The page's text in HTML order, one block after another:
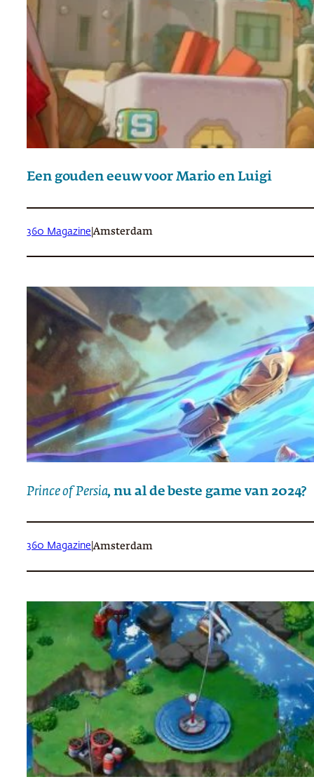
Een gouden eeuw voor Mario en Luigi
360 Magazine Amsterdam
Prince of Persia, nu al de beste game van 2024?
360 Magazine Amsterdam